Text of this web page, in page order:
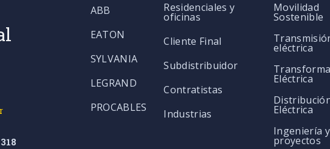
ABB
EATON
SYLVANIA
LEGRAND
PROCABLES
Residenciales y
oficinas
Cliente Final
Subdistribuidor
Contratistas
Industrias
Movilidad
Sostenible
eléctrica
Eléctrica
Eléctrica
Ingeniería y
proyectos